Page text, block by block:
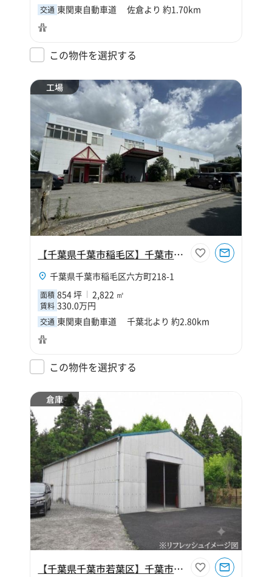
交通 東関東自動車道 佐倉より 約1.70km
この物件を選択する
工場
【千葉県千葉市稲毛区】千葉市稲毛区六方町854坪工場
千葉県千葉市稲毛区六方町218-1
面積 854 坪 2,822 ㎡
賃料 330.0万円
交通 東関東自動車道 千葉北より 約2.80km
この物件を選択する
倉庫
【千葉県千葉市若葉区】千葉市若葉区古泉町100坪倉庫